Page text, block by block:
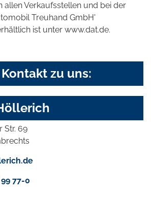
allen Verkaufsstellen und bei der
Treuhand GmbH'
ist unter www.dat.de.
zu uns:
Str. 69
77-0